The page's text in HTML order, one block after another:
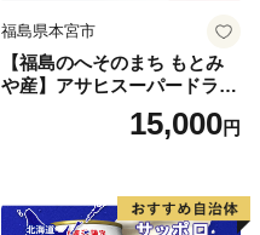
福島県本宮市
【福島のへそのまち もとみ
や産】アサヒスーパードライ
350ml×24本 合計8.4L 1ケー
ス アルコール度数5% 缶ビー
口 送料無料 カメイ 本宮市
【07214-0206】
15,000円